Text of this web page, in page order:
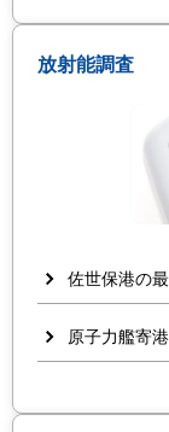
放射能調査
佐世保港の
原子力艦寄